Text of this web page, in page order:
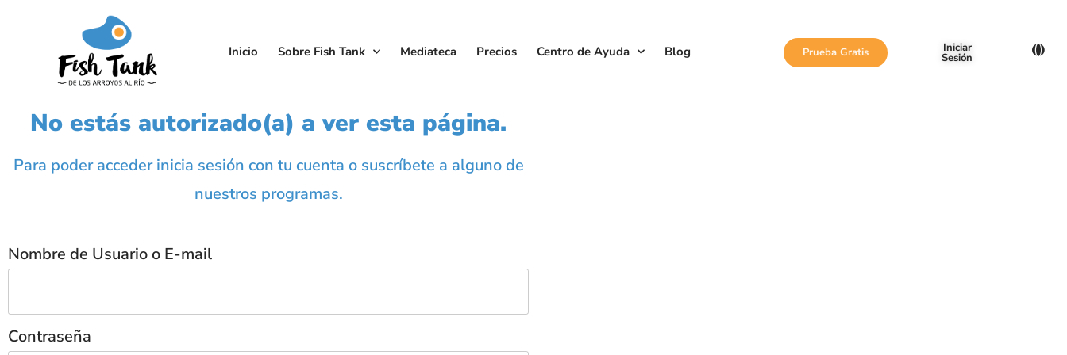
Inicio Sobre Fish Tank Mediateca Precios Centro de Ayuda Blog Prueba Gratis Iniciar
Sesión
No estás autorizado(a) a ver esta página.
Para poder acceder inicia sesión con tu cuenta o suscríbete a alguno de
nuestros programas.
Nombre de Usuario o E-mail
Contraseña